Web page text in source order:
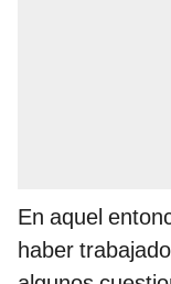
En aquel
haber